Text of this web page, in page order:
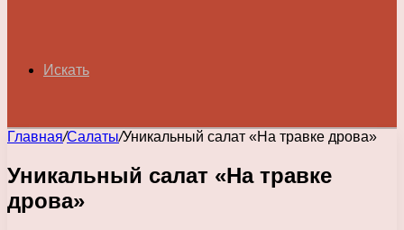
Искать
Главная/Салаты/Уникальный салат «На травке дрова»
Уникальный салат «На травке
дрова»